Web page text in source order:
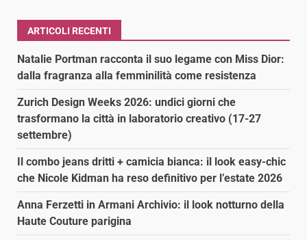
ARTICOLI RECENTI
Natalie Portman racconta il suo legame con Miss Dior:
dalla fragranza alla femminilità come resistenza
Zurich Design Weeks 2026: undici giorni che
trasformano la città in laboratorio creativo (17-27
settembre)
Il combo jeans dritti + camicia bianca: il look easy-chic
che Nicole Kidman ha reso definitivo per l’estate 2026
Anna Ferzetti in Armani Archivio: il look notturno della
Haute Couture parigina